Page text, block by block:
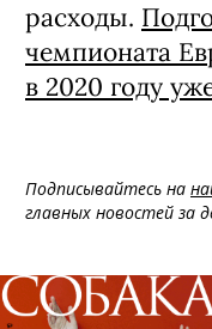
расходы.
чемпионата
в 2020 году
Подписывайтесь на
главных новостей за